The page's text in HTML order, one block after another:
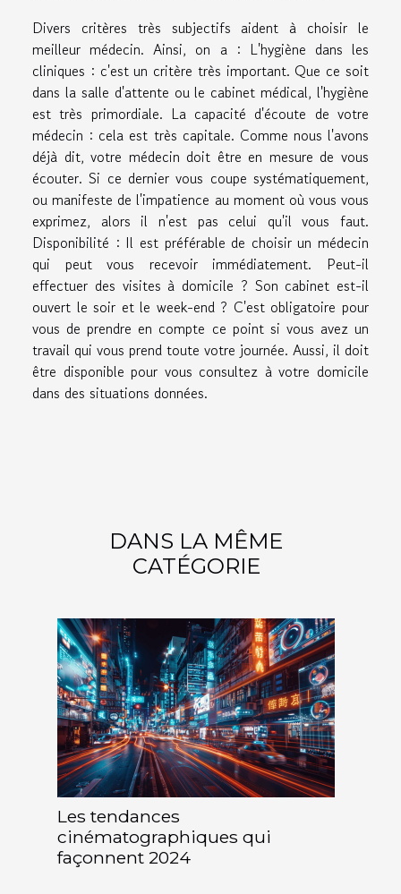
Divers critères très subjectifs aident à choisir le
meilleur médecin. Ainsi, on a : L'hygiène dans les
cliniques : c'est un critère très important. Que ce soit
dans la salle d'attente ou le cabinet médical, l'hygiène
est très primordiale. La capacité d'écoute de votre
médecin : cela est très capitale. Comme nous l'avons
déjà dit, votre médecin doit être en mesure de vous
écouter. Si ce dernier vous coupe systématiquement,
ou manifeste de l'impatience au moment où vous vous
exprimez, alors il n'est pas celui qu'il vous faut.
Disponibilité : Il est préférable de choisir un médecin
qui peut vous recevoir immédiatement. Peut-il
effectuer des visites à domicile ? Son cabinet est-il
ouvert le soir et le week-end ? C'est obligatoire pour
vous de prendre en compte ce point si vous avez un
travail qui vous prend toute votre journée. Aussi, il doit
être disponible pour vous consultez à votre domicile
dans des situations données.
DANS LA MÊME
CATÉGORIE
Les tendances
cinématographiques qui
façonnent 2024